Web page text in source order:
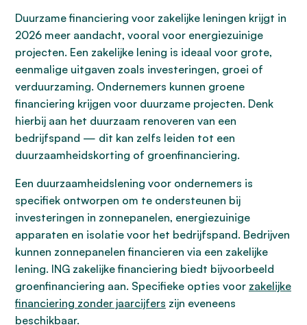
Duurzame financiering voor zakelijke leningen krijgt in
2026 meer aandacht, vooral voor energiezuinige
projecten. Een zakelijke lening is ideaal voor grote,
eenmalige uitgaven zoals investeringen, groei of
verduurzaming. Ondernemers kunnen groene
financiering krijgen voor duurzame projecten. Denk
hierbij aan het duurzaam renoveren van een
bedrijfspand — dit kan zelfs leiden tot een
duurzaamheidskorting of groenfinanciering.
Een duurzaamheidslening voor ondernemers is
specifiek ontworpen om te ondersteunen bij
investeringen in zonnepanelen, energiezuinige
apparaten en isolatie voor het bedrijfspand. Bedrijven
kunnen zonnepanelen financieren via een zakelijke
lening. ING zakelijke financiering biedt bijvoorbeeld
groenfinanciering aan. Specifieke opties voor zakelijke
financiering zonder jaarcijfers zijn eveneens
beschikbaar.